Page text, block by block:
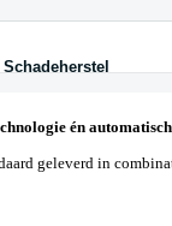
leasen
huren én
geleverd in